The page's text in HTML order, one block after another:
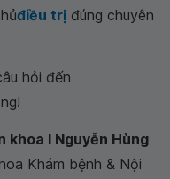
điều trị đúng chuyên
hỏi đến
khoa I Nguyễn Hùng
Khám bệnh & Nội